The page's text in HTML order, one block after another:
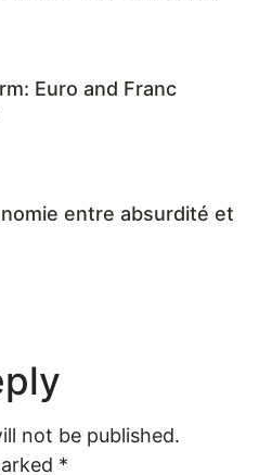
Euro and Franc
entre absurdité et
not be published.
*